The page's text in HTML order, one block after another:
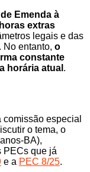
Emenda à
extras
legais e das
No entanto, o
constante
horária atual .
especial
o tema, o
BA),
PECs que já
e a PEC 8/25.